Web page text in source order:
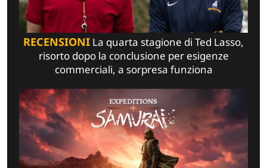
RECENSIONI La quarta stagione di Ted Lasso,
risorto dopo la conclusione per esigenze
commerciali, a sorpresa funziona